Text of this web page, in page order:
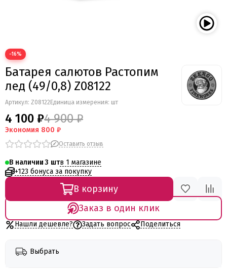
Бомбардир
УПЗ
Русская пиротехника
Веселая семейка
Веселая Затея
Салют России
Русская петарда
−16%
Батарея салютов Растопим
лед (49/0,8) Z08122
Артикул: Z08122 Единица измерения: шт
4 100 ₽4 900 ₽
Экономия 800 ₽
Оставить отзыв
В наличии3
в 1 магазине
+123 бонуса за покупку
В корзину
Заказ в один клик
Нашли дешевле? Задать вопрос Поделиться
Выбрать